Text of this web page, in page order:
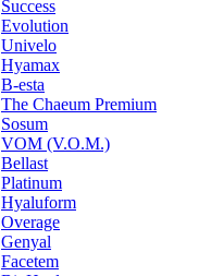
Success
Evolution
Univelo
Hyamax
B-esta
The Chaeum Premium
Sosum
VOM (V.O.M.)
Bellast
Platinum
Hyaluform
Overage
Genyal
Facetem